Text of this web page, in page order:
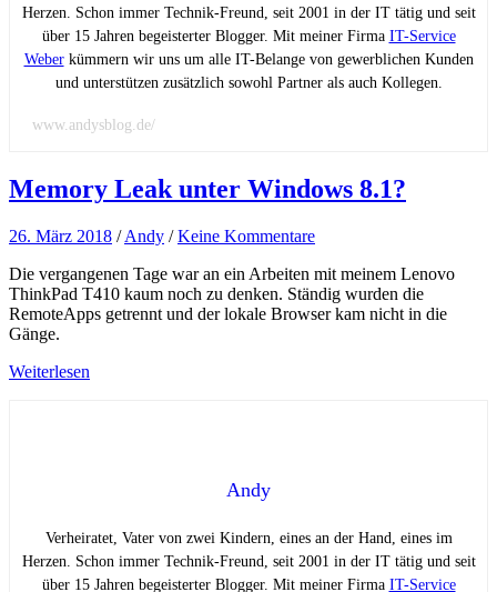
Herzen. Schon immer Technik-Freund, seit 2001 in der IT tätig und seit
über 15 Jahren begeisterter Blogger. Mit meiner Firma IT-Service
Weberkümmern wir uns um alle IT-Belange von gewerblichen Kunden
und unterstützen zusätzlich sowohl Partner als auch Kollegen.
www.andysblog.de/
Memory Leak unter Windows 8.1?
26. März 2018 /Andy /Keine Kommentare
Die vergangenen Tage war an ein Arbeiten mit meinem Lenovo
ThinkPad T410 kaum noch zu denken. Ständig wurden die
RemoteApps getrennt und der lokale Browser kam nicht in die
Gänge.
Weiterlesen
Andy
Verheiratet, Vater von zwei Kindern, eines an der Hand, eines im
Herzen. Schon immer Technik-Freund, seit 2001 in der IT tätig und seit
über 15 Jahren begeisterter Blogger. Mit meiner Firma IT-Service